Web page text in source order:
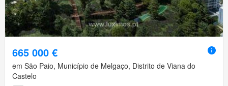
665 000 €
em São Paio, Município de Melgaço, Distrito de Viana do
Castelo